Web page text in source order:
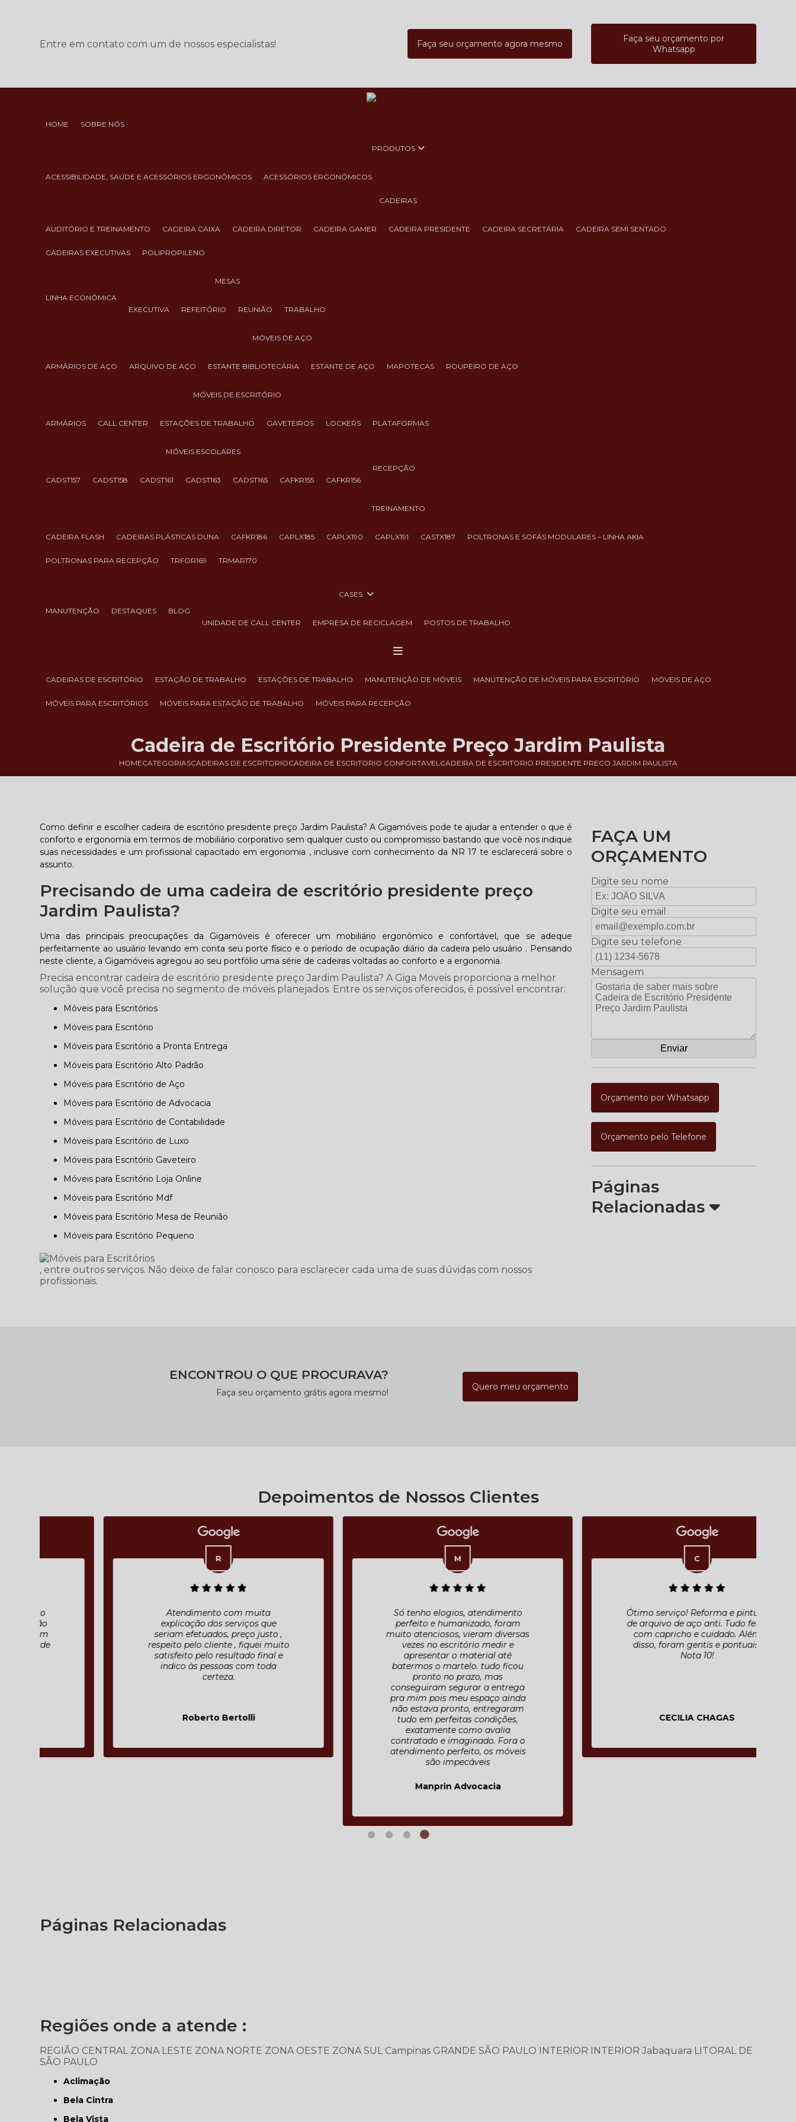
Entre em contato com um de nossos especialistas! Faça seu orçamento agora mesmo
Faça seu orçamento por
Whatsapp
HOME SOBRE NÓS
PRODUTOS
ACESSIBILIDADE, SAÚDE E ACESSÓRIOS ERGONÔMICOS ACESSÓRIOS ERGONÔMICOS
CADEIRAS
AUDITÓRIO E TREINAMENTO CADEIRA CAIXA CADEIRA DIRETOR CADEIRA GAMER CADEIRA PRESIDENTE CADEIRA SECRETÁRIA CADEIRA SEMI SENTADO
CADEIRAS EXECUTIVAS POLIPROPILENO
LINHA ECONÔMICA
MESAS
EXECUTIVA REFEITÓRIO REUNIÃO TRABALHO
MÓVEIS DE AÇO
ARMÁRIOS DE AÇO ARQUIVO DE AÇO ESTANTE BIBLIOTECÁRIA ESTANTE DE AÇO MAPOTECAS ROUPEIRO DE AÇO
MÓVEIS DE ESCRITÓRIO
ARMÁRIOS CALL CENTER ESTAÇÕES DE TRABALHO GAVETEIROS LOCKERS PLATAFORMAS
MÓVEIS ESCOLARES
CADST157 CADST158 CADST161 CADST163 CADST165 CAFKR155 CAFKR156
RECEPÇÃO
TREINAMENTO
CADEIRA FLASH CADEIRAS PLÁSTICAS DUNA CAFKR186 CAPLX185 CAPLX190 CAPLX191 CASTX187 POLTRONAS E SOFÁS MODULARES – LINHA AKIA
POLTRONAS PARA RECEPÇÃO TRFOR169 TRMAR170
MANUTENÇÃO DESTAQUES BLOG
CASES
UNIDADE DE CALL CENTER EMPRESA DE RECICLAGEM POSTOS DE TRABALHO
CADEIRAS DE ESCRITÓRIO ESTAÇÃO DE TRABALHO ESTAÇÕES DE TRABALHO MANUTENÇÃO DE MÓVEIS MANUTENÇÃO DE MÓVEIS PARA ESCRITÓRIO MÓVEIS DE AÇO
MÓVEIS PARA ESCRITÓRIOS MÓVEIS PARA ESTAÇÃO DE TRABALHO MÓVEIS PARA RECEPÇÃO
HOMECATEGORIASCADEIRAS DE ESCRITORIOCADEIRA DE ESCRITORIO CONFORTAVELCADEIRA DE ESCRITORIO PRESIDENTE PRECO JARDIM PAULISTA
Cadeira de Escritório Presidente Preço Jardim Paulista
Como definir e escolher cadeira de escritório presidente preço Jardim Paulista? A Gigamóveis pode te ajudar a entender o que é
conforto e ergonomia em termos de mobiliário corporativo sem qualquer custo ou compromisso bastando que você nos indique
suas necessidades e um profissional capacitado em ergonomia , inclusive com conhecimento da NR 17 te esclarecerá sobre o
assunto.
Precisando de uma cadeira de escritório presidente preço
Jardim Paulista?
Uma das principais preocupações da Gigamóveis é oferecer um mobiliário ergonômico e confortável, que se adeque
perfeitamente ao usuário levando em conta seu porte físico e o período de ocupação diário da cadeira pelo usuário . Pensando
neste cliente, a Gigamóveis agregou ao seu portfólio uma série de cadeiras voltadas ao conforto e a ergonomia.
Precisa encontrar cadeira de escritório presidente preço Jardim Paulista? A Giga Moveis proporciona a melhor
solução que você precisa no segmento de móveis planejados. Entre os serviços oferecidos, é possível encontrar:
Móveis para Escritórios
Móveis para Escritório
Móveis para Escritório a Pronta Entrega
Móveis para Escritório Alto Padrão
Móveis para Escritório de Aço
Móveis para Escritório de Advocacia
Móveis para Escritório de Contabilidade
Móveis para Escritório de Luxo
Móveis para Escritório Gaveteiro
Móveis para Escritório Loja Online
Móveis para Escritório Mdf
Móveis para Escritório Mesa de Reunião
Móveis para Escritório Pequeno
, entre outros serviços. Não deixe de falar conosco para esclarecer cada uma de suas dúvidas com nossos
profissionais.
FAÇA UM
ORÇAMENTO
Digite seu nome
Digite seu email
Digite seu telefone
Mensagem
Orçamento por Whatsapp
Orçamento pelo Telefone
Páginas
Relacionadas
ENCONTROU O QUE PROCURAVA?
Faça seu orçamento grátis agora mesmo!
Quero meu orçamento
Depoimentos de Nossos Clientes
Atendimento com muita
explicação dos serviços que
seriam efetuados, preço justo ,
respeito pelo cliente , fiquei muito
satisfeito pelo resultado final e
indico às pessoas com toda
Roberto Bertolli
Só tenho elogios, atendimento
perfeito e humanizado, foram
muito atenciosos, vieram diversas
vezes no escritório medir e
apresentar o material até
batermos o martelo. tudo ficou
pronto no prazo, mas
conseguiram segurar a entrega
pra mim pois meu espaço ainda
não estava pronto, entregaram
tudo em perfeitas condições,
exatamente como avalia
contratado e imaginado. Fora o
atendimento perfeito, os móveis
são impecáveis
Manprin Advocacia
Ótimo serviço! Reforma e pintura
de arquivo de aço anti. Tudo feito
com capricho e cuidado. Além
disso, foram gentis e pontuais.
CECILIA CHAGAS
Páginas Relacionadas
Regiões onde a atende :
REGIÃO CENTRAL ZONA LESTE ZONA NORTE ZONA OESTE ZONA SUL Campinas GRANDE SÃO PAULO INTERIOR INTERIOR Jabaquara LITORAL DE
SÃO PAULO
Aclimação
Bela Cintra
Bela Vista